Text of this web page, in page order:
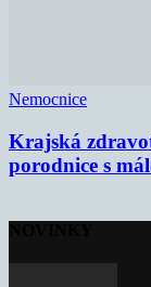
Nemocnice
Krajská
porodnice s